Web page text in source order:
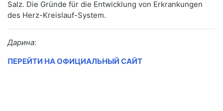
Salz. Die Gründe für die Entwicklung von Erkrankungen
des Herz-Kreislauf-System.
Дарина:
ПЕРЕЙТИ НА ОФИЦИАЛЬНЫЙ САЙТ